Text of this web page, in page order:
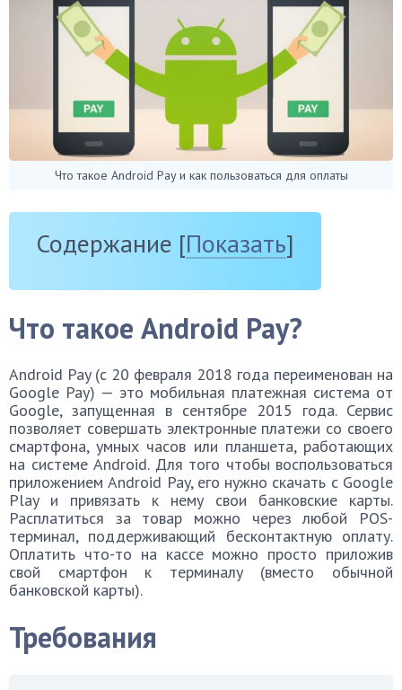
Что такое Android Pay и как пользоваться для оплаты
Содержание [Показать]
Что такое Android Pay?
Android Pay (с 20 февраля 2018 года переименован на
Google Pay) — это мобильная платежная система от
Google, запущенная в сентябре 2015 года. Сервис
позволяет совершать электронные платежи со своего
смартфона, умных часов или планшета, работающих
на системе Android. Для того чтобы воспользоваться
приложением Android Pay, его нужно скачать с Google
Play и привязать к нему свои банковские карты.
Расплатиться за товар можно через любой POS-
терминал, поддерживающий бесконтактную оплату.
Оплатить что-то на кассе можно просто приложив
свой смартфон к терминалу (вместо обычной
банковской карты).
Требования